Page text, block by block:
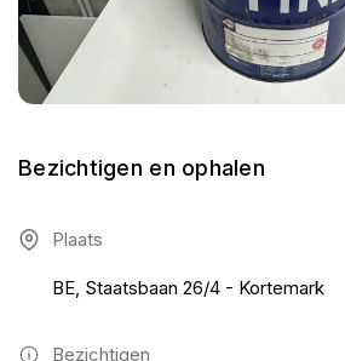
Bezichtigen en ophalen
Plaats
BE, Staatsbaan 26/4 - Kortemark
Bezichtigen